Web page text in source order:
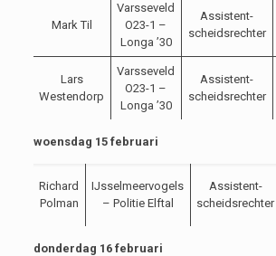
Mark Til
Varsseveld
O23-1 –
Longa ’30
Assistent-
scheidsrechter
Lars
Westendorp
Varsseveld
O23-1 –
Longa ’30
Assistent-
scheidsrechter
woensdag 15 februari
Richard
Polman
IJsselmeervogels
– Politie Elftal
Assistent-
scheidsrechter
donderdag 16 februari